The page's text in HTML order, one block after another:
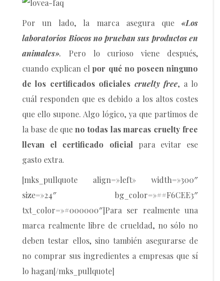
Por un lado, la marca asegura que«Los
laboratorios Biocos no prueban sus productos en
animales». Pero lo curioso viene después,
cuando explican elpor qué no poseen ninguno
de los certificados oficiales cruelty free, a lo
cuál responden que es debido a los altos costes
que ello supone. Algo lógico, ya que partimos de
la base de queno todas las marcas cruelty free
llevan el certificado oficial para evitar ese
gasto extra.
[mks_pullquote align=»left» width=»300″
size=»24″ bg_color=»##F6CEE3″
txt_color=»#000000″]Para ser realmente una
marca realmente libre de crueldad, no sólo no
deben testar ellos, sino también asegurarse de
no comprar sus ingredientes a empresas que sí
lo hagan[/mks_pullquote]